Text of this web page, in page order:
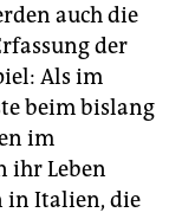
auch die
der
Als im
beim bislang
im
ihr Leben
in Italien, die